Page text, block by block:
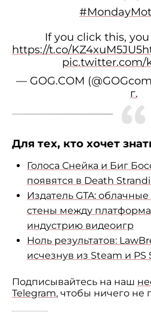
If you click this,
https://t.co/KZ4xuM5JU5
pic.twitter.com/
— GOG.COM
г.
Для тех, кто хочет
Голоса Снейка и Биг
появятся в Death
Издатель GTA:
стены между
индустрию видеоигр
Ноль результатов:
исчезнув из Steam и PS
Подписывайтесь на наш
Telegram, чтобы ничего не